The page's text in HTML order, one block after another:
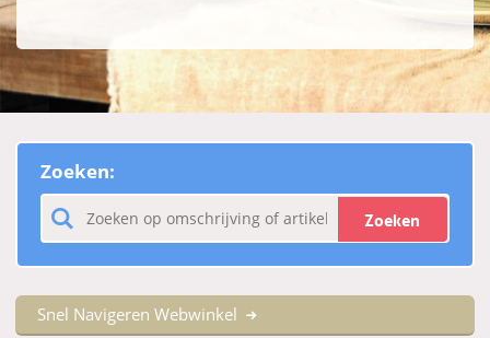
Zoeken:
Zoeken
Snel Navigeren Webwinkel